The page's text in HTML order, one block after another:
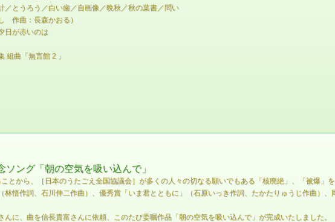
／とうろう／白い歯／自画像／晩秋／秋の葉書／問い
作曲：長森かおる）
日が赤いのは
組曲「無言館 2 」
ソング「朝の空気を吸い込んで」
とから、［日本のうたごえ全国協議会］が多くの人々の切なる願いでもある「核廃絶」、「被爆」
林悟作詞、石川伸二作曲）、優秀賞「いま君とともに」（石原いっき作詞、たかたりゅうじ作曲）
に、曲を信長貴富さんに依頼、このたび委嘱作品「朝の空気を吸い込んで」が完成いたしました。